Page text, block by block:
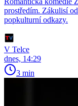
prostředím. Zákulisí
popkulturní odkazy.
V Telce
dnes, 14:29
3 min